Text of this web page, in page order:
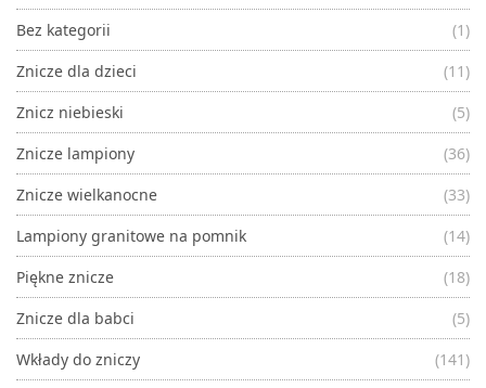
Bez kategorii
(1)
Znicze dla dzieci
(11)
Znicz niebieski
(5)
Znicze lampiony
(36)
Znicze wielkanocne
(33)
Lampiony granitowe na pomnik
(14)
Piękne znicze
(18)
Znicze dla babci
(5)
Wkłady do zniczy
(141)